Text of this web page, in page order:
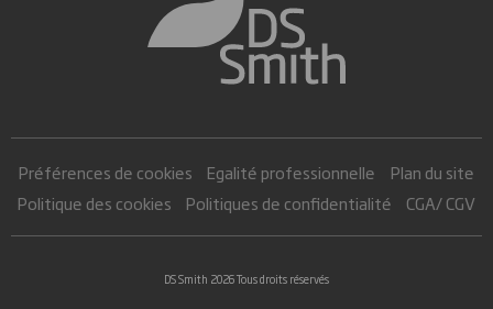
Préférences de cookies Egalité professionnelle
Plan du site
Politique des cookies
Politiques de confidentialité CGA/ CGV
DS Smith 2026 Tous droits réservés